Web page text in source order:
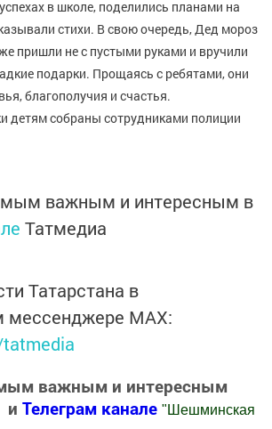
в школе, поделились планами на
стихи. В свою очередь, Дед мороз
пришли не с пустыми руками и вручили
подарки. Прощаясь с ребятами, они
благополучия и счастья.
детям собраны сотрудниками полиции
важным и интересным в
Татмедиа
Татарстана в
мессенджере MАХ:
важным и интересным
и Телеграм канале " Шешминская